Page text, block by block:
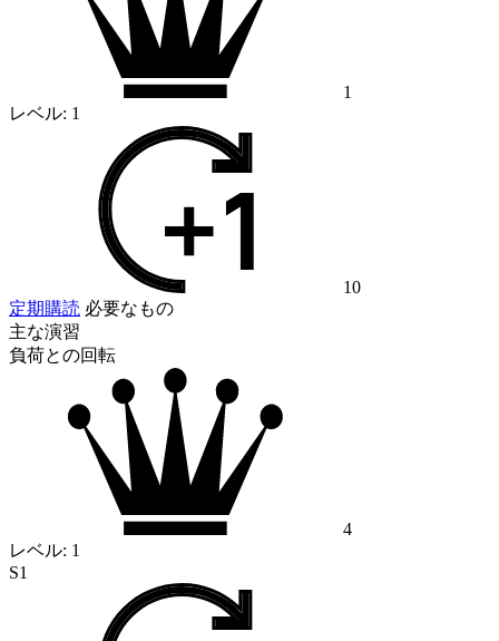
1
レベル: 1
10
定期購読 必要なもの
主な演習
負荷との回転
4
レベル: 1
S1